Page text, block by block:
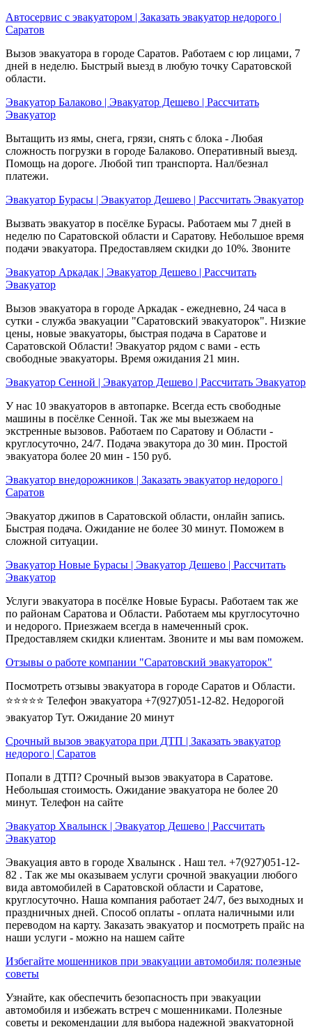
Автосервис с эвакуатором | Заказать эвакуатор недорого |
Саратов
Вызов эвакуатора в городе Саратов. Работаем с юр лицами, 7
дней в неделю. Быстрый выезд в любую точку Саратовской
области.
Эвакуатор Балаково | Эвакуатор Дешево | Рассчитать
Эвакуатор
Вытащить из ямы, снега, грязи, снять с блока - Любая
сложность погрузки в городе Балаково. Оперативный выезд.
Помощь на дороге. Любой тип транспорта. Нал/безнал
платежи.
Эвакуатор Бурасы | Эвакуатор Дешево | Рассчитать Эвакуатор
Вызвать эвакуатор в посёлке Бурасы. Работаем мы 7 дней в
неделю по Саратовской области и Саратову. Небольшое время
подачи эвакуатора. Предоставляем скидки до 10%. Звоните
Эвакуатор Аркадак | Эвакуатор Дешево | Рассчитать
Эвакуатор
Вызов эвакуатора в городе Аркадак - ежедневно, 24 часа в
сутки - служба эвакуации "Саратовский эвакуаторок". Низкие
цены, новые эвакуаторы, быстрая подача в Саратове и
Саратовской Области! Эвакуатор рядом с вами - есть
свободные эвакуаторы. Время ожидания 21 мин.
Эвакуатор Сенной | Эвакуатор Дешево | Рассчитать Эвакуатор
У нас 10 эвакуаторов в автопарке. Всегда есть свободные
машины в посёлке Сенной. Так же мы выезжаем на
экстренные вызовов. Работаем по Саратову и Области -
круглосуточно, 24/7. Подача эвакутора до 30 мин. Простой
эвакуатора более 20 мин - 150 руб.
Эвакуатор внедорожников | Заказать эвакуатор недорого |
Саратов
Эвакуатор джипов в Саратовской области, онлайн запись.
Быстрая подача. Ожидание не более 30 минут. Поможем в
сложной ситуации.
Эвакуатор Новые Бурасы | Эвакуатор Дешево | Рассчитать
Эвакуатор
Услуги эвакуатора в посёлке Новые Бурасы. Работаем так же
по районам Саратова и Области. Работаем мы круглосуточно
и недорого. Приезжаем всегда в намеченный срок.
Предоставляем скидки клиентам. Звоните и мы вам поможем.
Отзывы о работе компании "Саратовский эвакуаторок"
Посмотреть отзывы эвакуатора в городе Саратов и Области.
⭐⭐⭐⭐⭐ Телефон эвакуатора +7(927)051-12-82. Недорогой
эвакуатор Тут. Ожидание 20 минут
Срочный вызов эвакуатора при ДТП | Заказать эвакуатор
недорого | Саратов
Попали в ДТП? Срочный вызов эвакуатора в Саратове.
Небольшая стоимость. Ожидание эвакуатора не более 20
минут. Телефон на сайте
Эвакуатор Хвалынск | Эвакуатор Дешево | Рассчитать
Эвакуатор
Эвакуация авто в городе Хвалынск . Наш тел. +7(927)051-12-
82 . Так же мы оказываем услуги срочной эвакуации любого
вида автомобилей в Саратовской области и Саратове,
круглосуточно. Наша компания работает 24/7, без выходных и
праздничных дней. Способ оплаты - оплата наличными или
переводом на карту. Заказать эвакуатор и посмотреть прайс на
наши услуги - можно на нашем сайте
Избегайте мошенников при эвакуации автомобиля: полезные
советы
Узнайте, как обеспечить безопасность при эвакуации
автомобиля и избежать встреч с мошенниками. Полезные
советы и рекомендации для выбора надежной эвакуаторной